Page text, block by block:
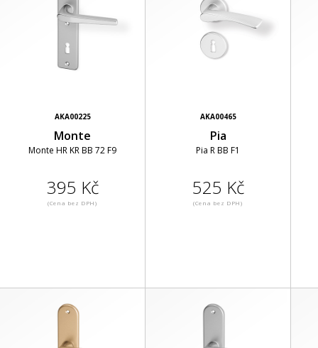
AKA00225
Monte
Monte HR KR BB 72 F9
395 Kč
(Cena bez DPH)
AKA00465
Pia
Pia R BB F1
525 Kč
(Cena bez DPH)